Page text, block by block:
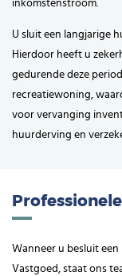
inkomstenstroom.
U sluit een langjarige
Hierdoor heeft u
gedurende deze
recreatiewoning,
voor vervanging
huurderving en
Wanneer u besluit
Vastgoed, staat ons